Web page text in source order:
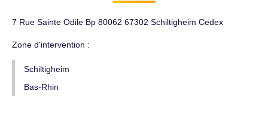
7 Rue Sainte Odile Bp 80062 67302 Schiltigheim Cedex
Zone d'intervention :
Schiltigheim
Bas-Rhin